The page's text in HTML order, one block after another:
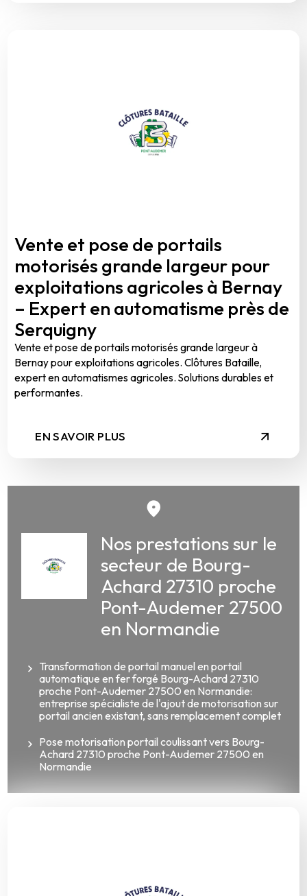
Vente et pose de portails
motorisés grande largeur pour
exploitations agricoles à Bernay
– Expert en automatisme près de
Serquigny
Vente et pose de portails motorisés grande largeur à
Bernay pour exploitations agricoles. Clôtures Bataille,
expert en automatismes agricoles. Solutions durables et
performantes.
EN SAVOIR PLUS
Nos prestations sur le
secteur de Bourg-
Achard 27310 proche
Pont-Audemer 27500
en Normandie
Transformation de portail manuel en portail
automatique en fer forgé Bourg-Achard 27310
proche Pont-Audemer 27500 en Normandie:
entreprise spécialiste de l'ajout de motorisation sur
portail ancien existant, sans remplacement complet
Pose motorisation portail coulissant vers Bourg-
Achard 27310 proche Pont-Audemer 27500 en
Normandie